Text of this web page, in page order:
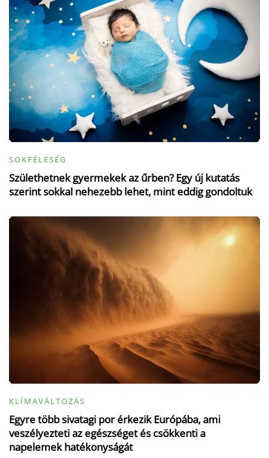
SOKFÉLESÉG
Születhetnek gyermekek az űrben? Egy új kutatás
szerint sokkal nehezebb lehet, mint eddig gondoltuk
KLÍMAVÁLTOZÁS
Egyre több sivatagi por érkezik Európába, ami
veszélyezteti az egészséget és csökkenti a
napelemek hatékonyságát